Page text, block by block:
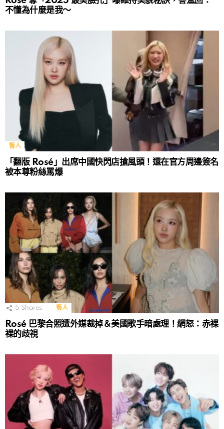
不懂為什麼是我～
藝人
「翻版 Rosé」出席中國快閃店搶風頭！還在官方周邊簽名
被本尊粉絲罵爆
5 Shares 藝人
Rosé 巴黎合照遭外媒裁掉＆美國歌手暗處理！網怒：赤裸
裸的歧視